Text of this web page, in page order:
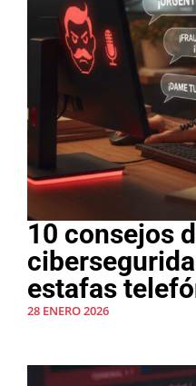
10 consejos
estafas
28 ENERO 2026